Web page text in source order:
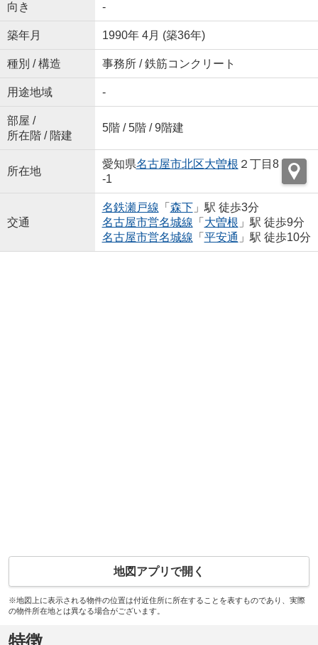
向き -
築年月 1990年 4月 (築36年)
種別 / 構造 事務所 / 鉄筋コンクリート
用途地域 -
部屋 /
所在階 / 階建
5階 / 5階 / 9階建
所在地
愛知県名古屋市北区大曽根 ２丁目8
-1
交通
名鉄瀬戸線 「 森下」駅 徒歩3分
名古屋市営名城線 「 大曽根 」駅 徒歩9分
名古屋市営名城線 「 平安通 」駅 徒歩10分
地図アプリで開く
※地図上に表示される物件の位置は付近住所に所在することを表すものであり、実際
の物件所在地とは異なる場合がございます。
特徴